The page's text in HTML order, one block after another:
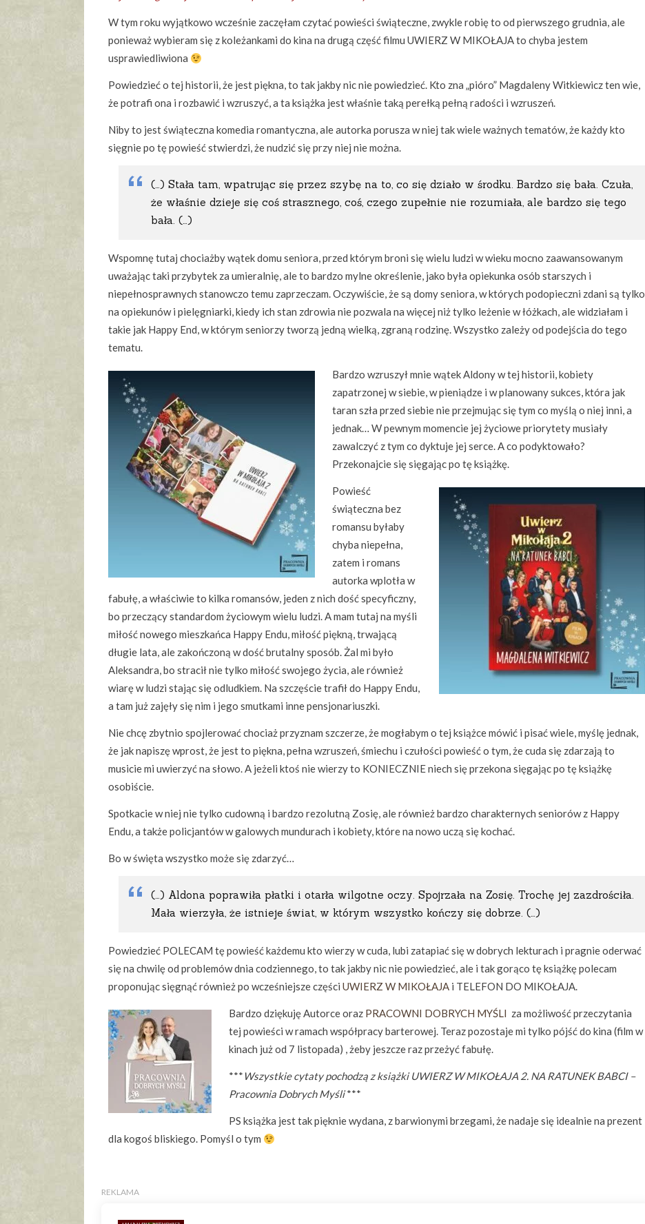
W tym roku wyjątkowo wcześnie zaczęłam czytać powieści świąteczne, zwykle robię to od pierwszego grudnia, ale
ponieważ wybieram się z koleżankami do kina na drugą część filmu UWIERZ W MIKOŁAJA to chyba jestem
usprawiedliwiona
Powiedzieć o tej historii, że jest piękna, to tak jakby nic nie powiedzieć. Kto zna „pióro” Magdaleny Witkiewicz ten wie,
że potrafi ona i rozbawić i wzruszyć, a ta książka jest właśnie taką perełką pełną radości i wzruszeń.
Niby to jest świąteczna komedia romantyczna, ale autorka porusza w niej tak wiele ważnych tematów, że każdy kto
sięgnie po tę powieść stwierdzi, że nudzić się przy niej nie można.
(…) Stała tam, wpatrując się przez szybę na to, co się działo w środku. Bardzo się bała. Czuła,
że właśnie dzieje się coś strasznego, coś, czego zupełnie nie rozumiała, ale bardzo się tego
bała. (…)
Wspomnę tutaj chociażby wątek domu seniora, przed którym broni się wielu ludzi w wieku mocno zaawansowanym
uważając taki przybytek za umieralnię, ale to bardzo mylne określenie, jako była opiekunka osób starszych i
niepełnosprawnych stanowczo temu zaprzeczam. Oczywiście, że są domy seniora, w których podopieczni zdani są tylko
na opiekunów i pielęgniarki, kiedy ich stan zdrowia nie pozwala na więcej niż tylko leżenie w łóżkach, ale widziałam i
takie jak Happy End, w którym seniorzy tworzą jedną wielką, zgraną rodzinę. Wszystko zależy od podejścia do tego
tematu.
Bardzo wzruszył mnie wątek Aldony w tej historii, kobiety
zapatrzonej w siebie, w pieniądze i w planowany sukces, która jak
taran szła przed siebie nie przejmując się tym co myślą o niej inni, a
jednak… W pewnym momencie jej życiowe priorytety musiały
zawalczyć z tym co dyktuje jej serce. A co podyktowało?
Przekonajcie się sięgając po tę książkę.
Powieść
świąteczna bez
romansu byłaby
chyba niepełna,
zatem i romans
autorka wplotła w
fabułę, a właściwie to kilka romansów, jeden z nich dość specyficzny,
bo przeczący standardom życiowym wielu ludzi. A mam tutaj na myśli
miłość nowego mieszkańca Happy Endu, miłość piękną, trwającą
długie lata, ale zakończoną w dość brutalny sposób. Żal mi było
Aleksandra, bo stracił nie tylko miłość swojego życia, ale również
wiarę w ludzi stając się odludkiem. Na szczęście trafił do Happy Endu,
a tam już zajęły się nim i jego smutkami inne pensjonariuszki.
Nie chcę zbytnio spojlerować chociaż przyznam szczerze, że mogłabym o tej książce mówić i pisać wiele, myślę jednak,
że jak napiszę wprost, że jest to piękna, pełna wzruszeń, śmiechu i czułości powieść o tym, że cuda się zdarzają to
musicie mi uwierzyć na słowo. A jeżeli ktoś nie wierzy to KONIECZNIE niech się przekona sięgając po tę książkę
osobiście.
Spotkacie w niej nie tylko cudowną i bardzo rezolutną Zosię, ale również bardzo charakternych seniorów z Happy
Endu, a także policjantów w galowych mundurach i kobiety, które na nowo uczą się kochać.
Bo w święta wszystko może się zdarzyć…
(…) Aldona poprawiła płatki i otarła wilgotne oczy. Spojrzała na Zosię. Trochę jej zazdrościła.
Mała wierzyła, że istnieje świat, w którym wszystko kończy się dobrze. (…)
Powiedzieć POLECAM tę powieść każdemu kto wierzy w cuda, lubi zatapiać się w dobrych lekturach i pragnie oderwać
się na chwilę od problemów dnia codziennego, to tak jakby nic nie powiedzieć, ale i tak gorąco tę książkę polecam
proponując sięgnąć również po wcześniejsze części UWIERZ W MIKOŁAJA i TELEFON DO MIKOŁAJA.
Bardzo dziękuję Autorce oraz PRACOWNI DOBRYCH MYŚLI za możliwość przeczytania
tej powieści w ramach współpracy barterowej. Teraz pozostaje mi tylko pójść do kina (film w
kinach już od 7 listopada) , żeby jeszcze raz przeżyć fabułę.
***Wszystkie cytaty pochodzą z książki UWIERZ W MIKOŁAJA 2. NA RATUNEK BABCI –
Pracownia Dobrych Myśli***
PS książka jest tak pięknie wydana, z barwionymi brzegami, że nadaje się idealnie na prezent
dla kogoś bliskiego. Pomyśl o tym